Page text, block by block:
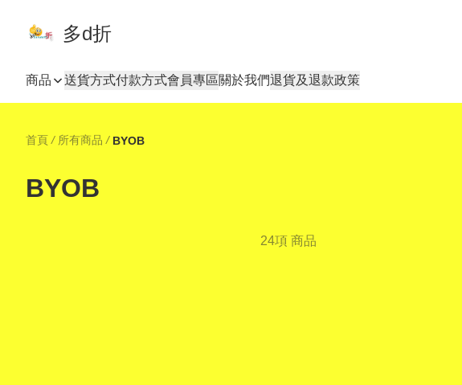
多d折
商品 送貨方式付款方式會員專區關於我們退貨及退款政策
首頁 / 所有商品 / BYOB
BYOB
24項 商品